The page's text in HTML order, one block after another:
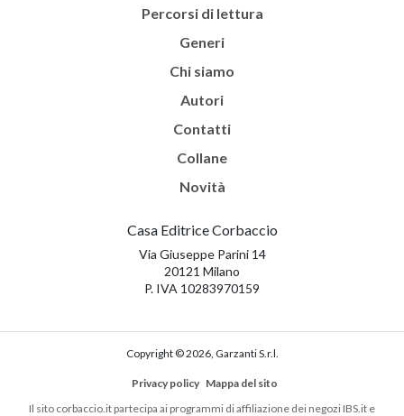
Percorsi di lettura
Generi
Chi siamo
Autori
Contatti
Collane
Novità
Casa Editrice Corbaccio
Via Giuseppe Parini 14
20121 Milano
P. IVA 10283970159
Copyright © 2026, Garzanti S.r.l.
Privacy policy Mappa del sito
Il sito corbaccio.it partecipa ai programmi di affiliazione dei negozi IBS.it e